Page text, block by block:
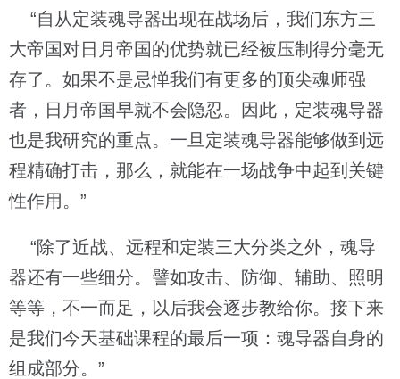
“自从定装魂导器出现在战场后，我们东方三
大帝国对日月帝国的优势就已经被压制得分毫无
存了。如果不是忌惮我们有更多的顶尖魂师强
者，日月帝国早就不会隐忍。因此，定装魂导器
也是我研究的重点。一旦定装魂导器能够做到远
程精确打击，那么，就能在一场战争中起到关键
性作用。”
“除了近战、远程和定装三大分类之外，魂导
器还有一些细分。譬如攻击、防御、辅助、照明
等等，不一而足，以后我会逐步教给你。接下来
是我们今天基础课程的最后一项：魂导器自身的
组成部分。”